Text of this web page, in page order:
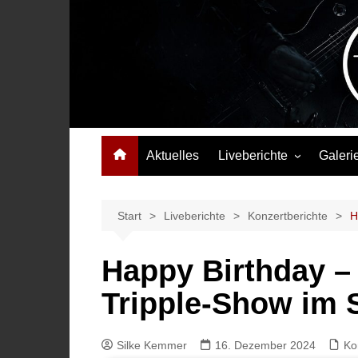
Das Musikmagazin, das Wellen schlägt. Konzerte,
Aktuelles Liveberichte
Festivalberichte
Highlights
Start Liveberichte Konzertberichte
Happy Birthday
Tripple-Show im
Silke Kemmer 16. Dezember 2024